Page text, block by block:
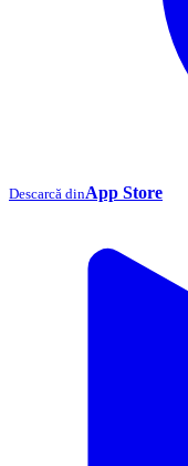
Descarcă dinApp Store